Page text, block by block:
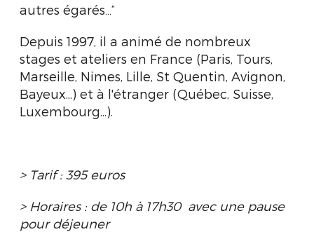
autres égarés…”
Depuis 1997, il a animé de nombreux
stages et ateliers en France (Paris, Tours,
Marseille, Nimes, Lille, St Quentin, Avignon,
Bayeux...) et à l'étranger (Québec, Suisse,
Luxembourg...).
> Tarif : 395 euros
> Horaires : de 10h à 17h30avec une pause
pour déjeuner